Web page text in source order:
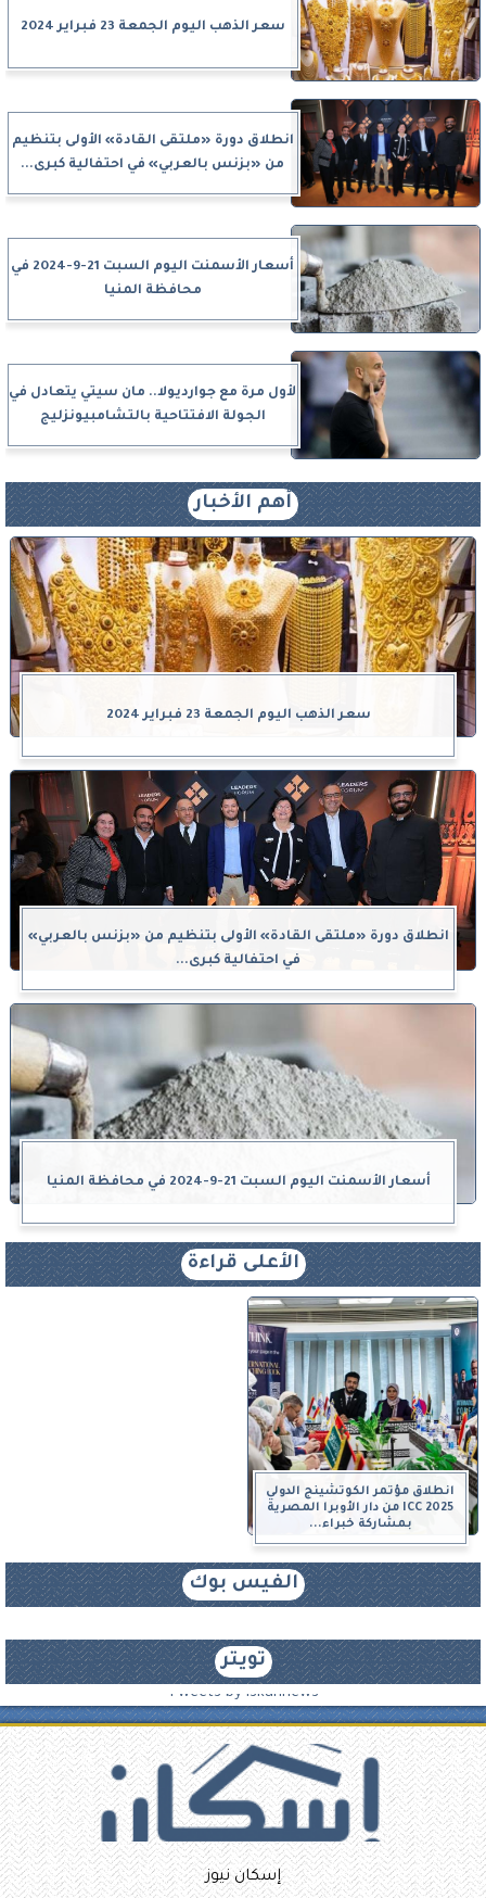
سعر الذهب اليوم الجمعة 23 فبراير 2024
انطلاق دورة «ملتقى القادة» الأولى بتنظيم
من «بزنس بالعربي» في احتفالية كبرى...
أسعار الأسمنت اليوم السبت 21-9-2024 في
محافظة المنيا
لأول مرة مع جوارديولا.. مان سيتي يتعادل في
الجولة الافتتاحية بالتشامبيونزليج
أهم الأخبار
سعر الذهب اليوم الجمعة 23 فبراير 2024
انطلاق دورة «ملتقى القادة» الأولى بتنظيم من «بزنس بالعربي»
في احتفالية كبرى...
أسعار الأسمنت اليوم السبت 21-9-2024 في محافظة المنيا
الأعلى قراءة
انطلاق مؤتمر الكوتشينج الدولي
ICC 2025 من دار الأوبرا المصرية
بمشاركة خبراء...
الفيس بوك
تويتر
Tweets by iskannews
إسكان نيوز